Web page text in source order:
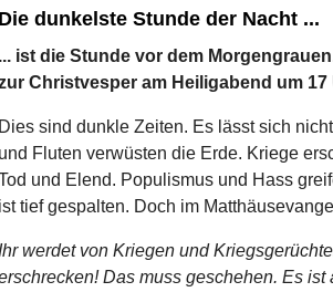
Die dunkelste Stunde der Nacht ...
... ist die Stunde vor dem
Christvesper am Heiligabend um
Dies sind dunkle Zeiten. Es lässt sich
und Fluten verwüsten die Erde. Kriege
und Elend. Populismus und Hass
ist tief gespalten. Doch im
Ihr werdet von Kriegen und
Das muss geschehen. Es ist